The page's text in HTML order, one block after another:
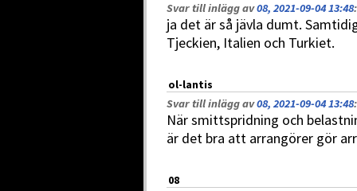
Svar till inlägg av08, 2021-09-04 13:48:
ja det är så jävla dumt.
Tjeckien, Italien och Turkiet.
ol-lantis
Svar till inlägg av08, 2021-09-04 13:48:
När smittspridning och
är det bra att arrangörer gör
08